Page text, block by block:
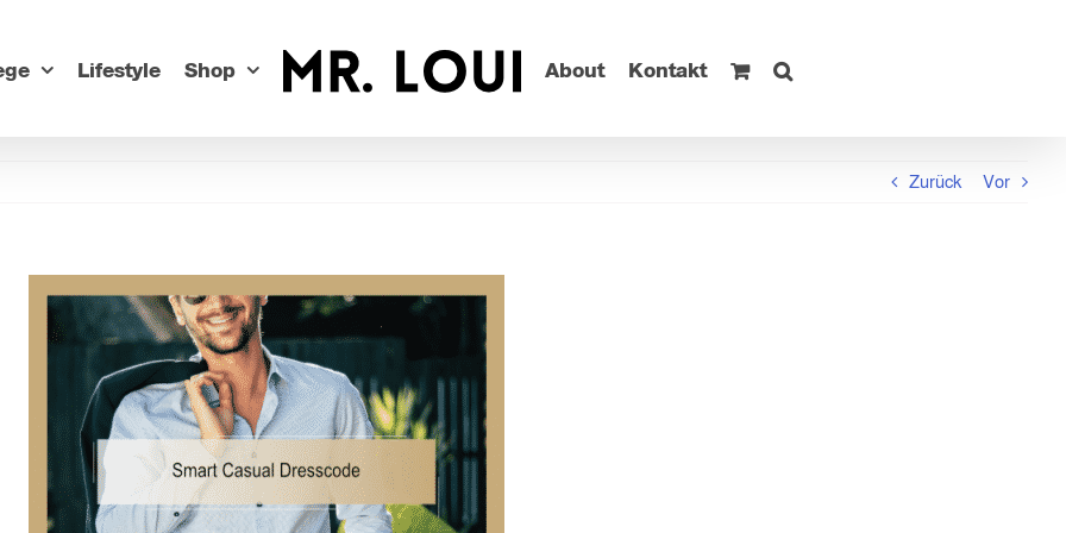
Lifestyle Shop About Kontakt
Zurück Vor
grösseres
Bild